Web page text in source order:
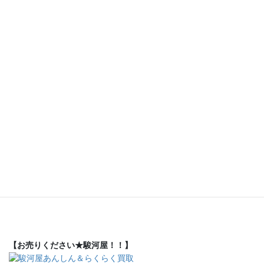
【お売りください★駿河屋！！】